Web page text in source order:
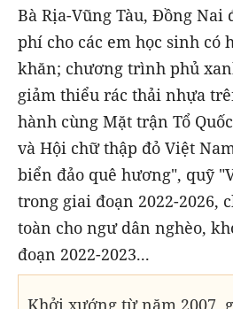
Bà Rịa-Vũng Tàu, Đồng Nai
phí cho các em học sinh có
khăn; chương trình phủ
giảm thiểu rác thải nhựa
hành cùng Mặt trận Tổ
và Hội chữ thập đỏ Việt
biển đảo quê hương", quỹ
trong giai đoạn 2022-2026,
toàn cho ngư dân nghèo,
đoạn 2022-2023...
Khởi xướng từ năm 2007,